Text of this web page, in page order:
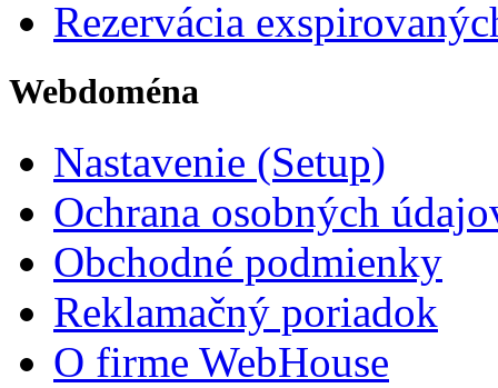
Rezervácia
Webdoména
Nastavenie (Setup)
Ochrana osobných
Obchodné podmienky
Reklamačný poriadok
O firme WebHouse